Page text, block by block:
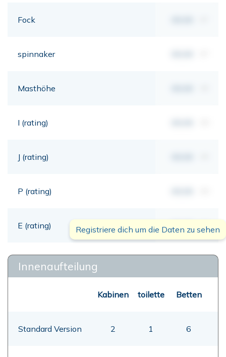
Fock
spinnaker
Masthöhe
I (rating)
J (rating)
P (rating)
E (rating) 00,00 mt
Registriere dich um die Daten zu sehen
Innenaufteilung
Kabinen toilette Betten
Standard Version 2 1 6